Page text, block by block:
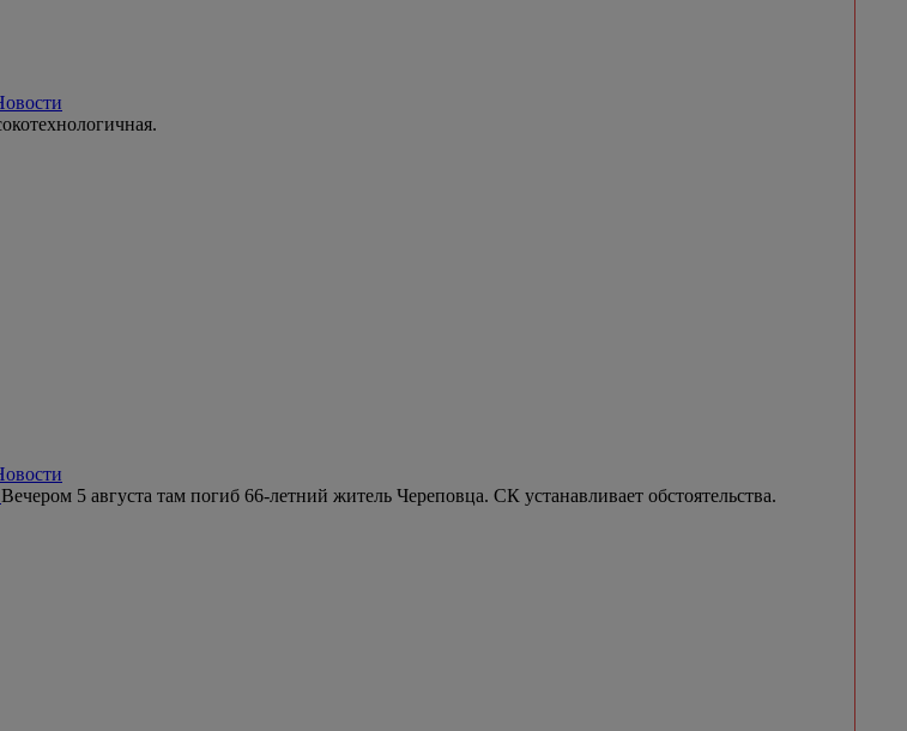
Вечером 5 августа там погиб 66-летний житель Череповца. СК устанавливает обстоятельства.